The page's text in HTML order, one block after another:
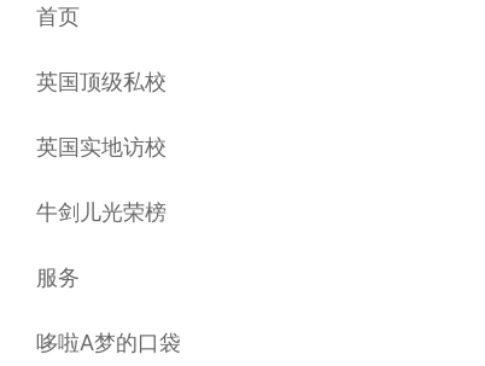
首页
英国顶级私校
英国实地访校
牛剑儿光荣榜
服务
哆啦A梦的口袋